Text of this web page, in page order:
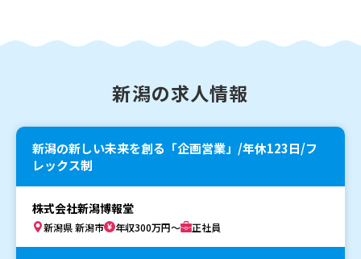
新潟の求人情報
新潟の新しい未来を創る「企画営業」/年休123日/フ
レックス制
株式会社新潟博報堂
新潟県 新潟市 年収300万円～ 正社員